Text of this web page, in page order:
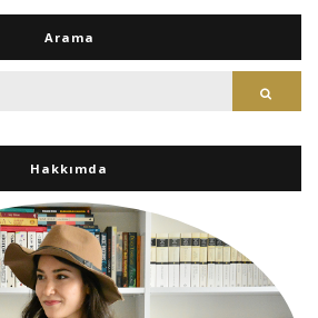
Arama
Hakkımda